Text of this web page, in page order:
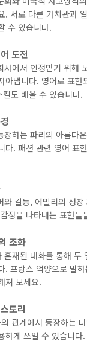
. 서로 다른 가치관과
수 있습니다.
도전
사에서 인정받기 위해
아냅니다. 영어로 표현
도 배울 수 있습니다.
장하는 파리의 아름다
다. 패션 관련 영어 표
와 갈등, 에밀리의 성
정을 나타내는 표현들
조화
혼재된 대화를 통해 두
. 프랑스 억양으로 말
져 보세요.
토리
관계에서 등장하는
하게 쓰일 수 있습니다.